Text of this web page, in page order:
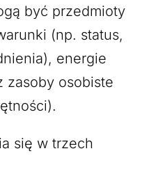
być przedmioty
(np. status,
energie
zasoby osobiste
się w trzech